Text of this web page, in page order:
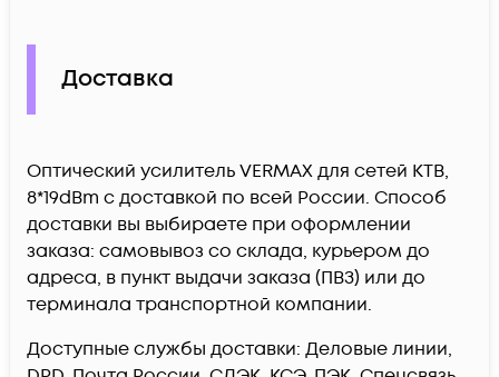
Доставка
Оптический усилитель VERMAX для сетей КТВ,
8*19dBm c доставкой по всей России. Способ
доставки вы выбираете при оформлении
заказа: самовывоз со склада, курьером до
адреса, в пункт выдачи заказа (ПВЗ) или до
терминала транспортной компании.
Доступные службы доставки: Деловые линии,